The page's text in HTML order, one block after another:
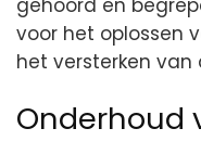
voor het oplossen
het versterken van
Onderhoud